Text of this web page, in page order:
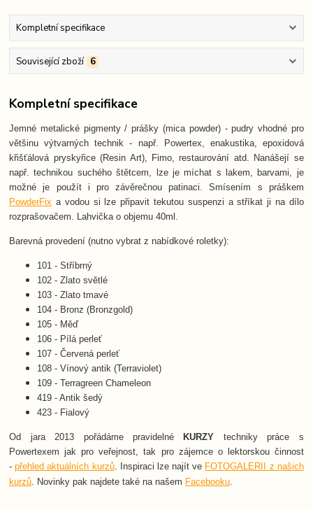
Kompletní specifikace
Související zboží 6
Kompletní specifikace
Jemné metalické pigmenty / prášky (mica powder) - pudry vhodné pro
většinu výtvarných technik - např. Powertex, enakustika, epoxidová
křišťálová pryskyřice (Resin Art), Fimo, restaurování atd. Nanášejí se
např. technikou suchého štětcem, lze je míchat s lakem, barvami, je
možné je použít i pro závěrečnou patinaci. Smísením s práškem
PowderFix a vodou si lze připavit tekutou suspenzi a stříkat ji na dílo
rozprašovačem. Lahvička o objemu 40ml.
Barevná provedení (nutno vybrat z nabídkové roletky):
101 - Stříbrný
102 - Zlato světlé
103 - Zlato tmavé
104 - Bronz (Bronzgold)
105 - Měď
106 - Pílá perleť
107 - Červená perleť
108 - Vínový antik (Terraviolet)
109 - Terragreen Chameleon
419 - Antik šedý
423 - Fialový
Od jara 2013 pořádáme pravidelné KURZY techniky práce s
Powertexem jak pro veřejnost, tak pro zájemce o lektorskou činnost
-přehled aktuálních kurzů. Inspiraci lze najít ve FOTOGALERII z našich
kurzů. Novinky pak najdete také na našem Facebooku.